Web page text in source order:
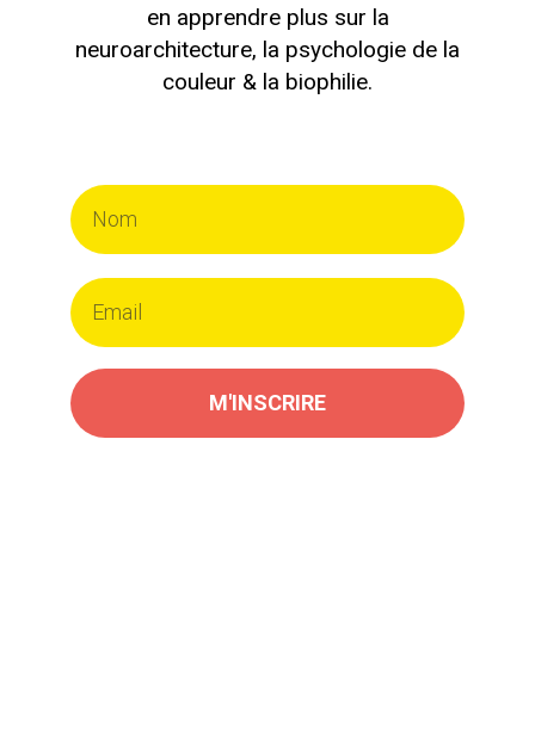
en apprendre plus sur la
neuroarchitecture, la psychologie de la
couleur & la biophilie.
M'INSCRIRE